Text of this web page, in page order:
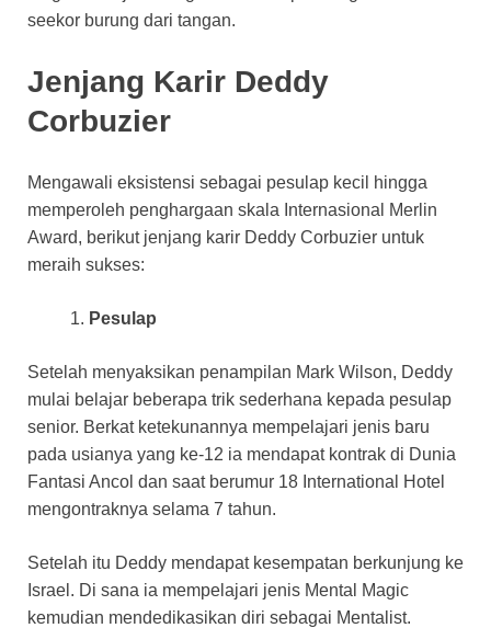
seekor burung dari tangan.
Jenjang Karir Deddy
Corbuzier
Mengawali eksistensi sebagai pesulap kecil hingga
memperoleh penghargaan skala Internasional Merlin
Award, berikut jenjang karir Deddy Corbuzier untuk
meraih sukses:
Pesulap
Setelah menyaksikan penampilan Mark Wilson, Deddy
mulai belajar beberapa trik sederhana kepada pesulap
senior. Berkat ketekunannya mempelajari jenis baru
pada usianya yang ke-12 ia mendapat kontrak di Dunia
Fantasi Ancol dan saat berumur 18 International Hotel
mengontraknya selama 7 tahun.
Setelah itu Deddy mendapat kesempatan berkunjung ke
Israel. Di sana ia mempelajari jenis Mental Magic
kemudian mendedikasikan diri sebagai Mentalist.